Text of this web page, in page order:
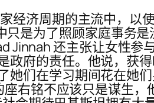
经济周期的主流中，以
是为了照顾家庭事务
Jinnah 还主张让女性参
府的责任。他说，获
们在学习期间花在她
右铭不应该只是谋生